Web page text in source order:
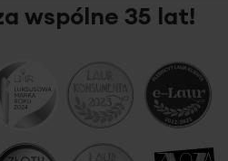
wspólne 35 lat!